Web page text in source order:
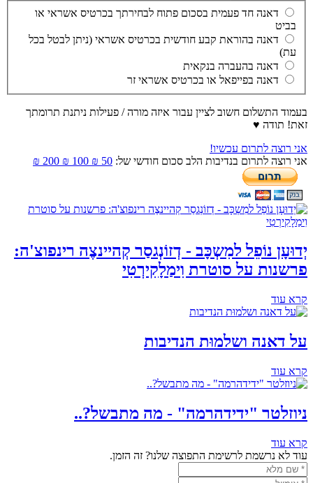
דאנה חד פעמית בסכום פתוח לבחירתך בכרטיס אשראי או
בביט
דאנה בהוראת קבע חודשית בכרטיס אשראי (ניתן לבטל בכל
עת)
דאנה בהעברה בנקאית
דאנה בפייפאל או בכרטיס אשראי זר
בעמוד התשלום חשוב לציין עבור איזה מורה / פעילות ניתנת תרומתך
זאת! תודה ♥
אני רוצה לתרום עכשיו!
אני רוצה לתרום בנדיבות הלב סכום חודשי של: 50 ₪
100 ₪
200 ₪
יְדוּעָן נוֹפֵל למִשְכָּב - דְזוֹנְגסַר קְהיינצֶה רינפוצ'ה:
פרשנות על סוטרת וִימַלָקִירְטִי
קרא עוד
על דאנה ושלמוּת הנדיבות
קרא עוד
ניוזלטר "ידידהרמה" - מה מתבשל?..
קרא עוד
עוד לא נרשמת לרשימת התפוצה שלנו? זה הזמן.